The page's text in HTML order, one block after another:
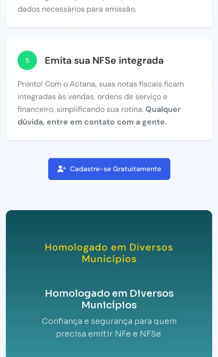
dados necessários para emissão.
5 Emita sua NFSe integrada
Pronto! Com o Actana, suas notas fiscais ficam
integradas às vendas, ordens de serviço e
financeiro, simplificando sua rotina.Qualquer
dúvida, entre em contato com a gente.
Cadastre-se Gratuitamente
Homologado em Diversos
Municípios
Homologado em Diversos
Municípios
Confiança e segurança para quem
precisa emitir NFe e NFSe.